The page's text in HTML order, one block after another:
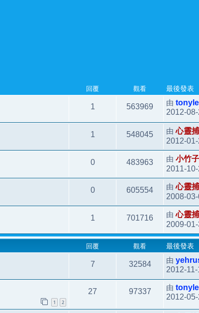
回覆 觀看 最後發表
1 563969 由
2012-
1 548045 由心靈
2012-
0 483963 由 小竹子
2011-
0 605554 由心靈
2008-
1 701716 由心靈
2009-
回覆 觀看 最後發表
7 32584 由
2012-
1 2
27 97337 由
2012-